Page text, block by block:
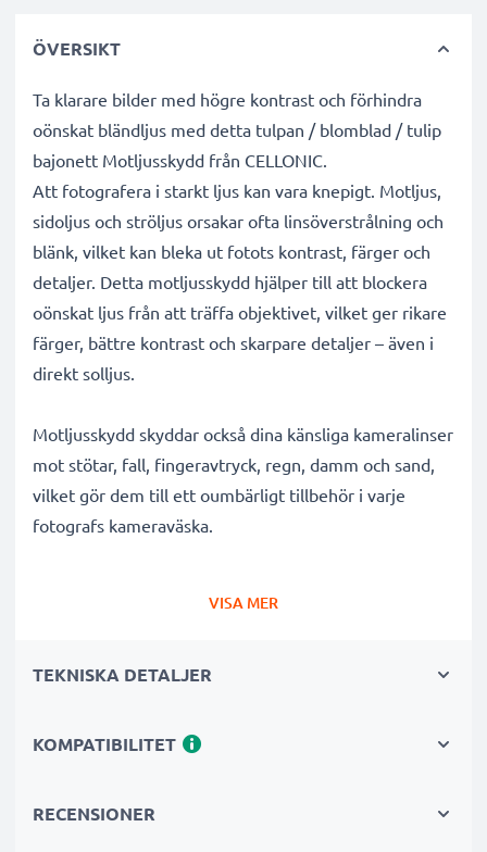
ÖVERSIKT
Ta klarare bilder med högre kontrast och förhindra
oönskat bländljus med detta tulpan / blomblad / tulip
bajonett Motljusskydd från CELLONIC.
Att fotografera i starkt ljus kan vara knepigt. Motljus,
sidoljus och ströljus orsakar ofta linsöverstrålning och
blänk, vilket kan bleka ut fotots kontrast, färger och
detaljer. Detta motljusskydd hjälper till att blockera
oönskat ljus från att träffa objektivet, vilket ger rikare
färger, bättre kontrast och skarpare detaljer – även i
direkt solljus.
Motljusskydd skyddar också dina känsliga kameralinser
mot stötar, fall, fingeravtryck, regn, damm och sand,
vilket gör dem till ett oumbärligt tillbehör i varje
fotografs kameraväska.
videokameror, systemkameror och mer
✔ Tar bort oönskat motljus, sidoljusblänk och
VISA MER
TEKNISKA DETALJER
KOMPATIBILITET
RECENSIONER